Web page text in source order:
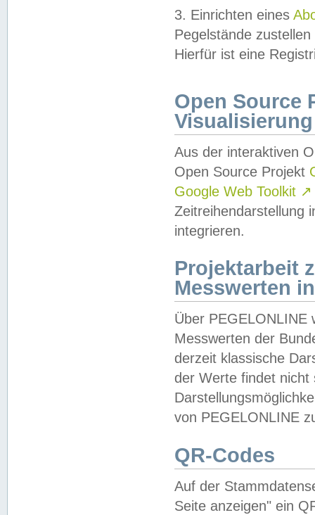
3. Einrichten eines
Pegelstände
Hierfür ist eine
Open Source
Visualisierung
Aus der interaktiven
Open Source Projekt
Google Web Toolkit ↗
Zeitreihendarstellung
integrieren.
Projektarbeit
Messwerten
Über PEGELONLINE
Messwerten der
derzeit klassische
der Werte findet
von PEGELONLINE
QR-Codes
Auf der
Seite anzeigen" ein